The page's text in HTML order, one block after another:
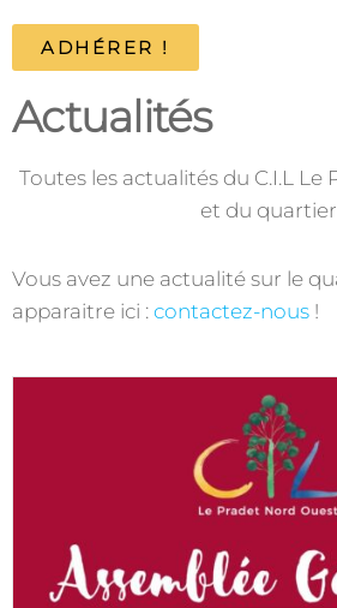
ADHÉRER !
Actualités
Toutes les actualités du C.I.L
et du quartier
Vous avez une actualité sur le
apparaitre ici : contactez-nous !